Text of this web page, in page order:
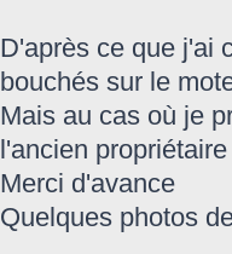
D'après ce que j'ai
bouchés sur le
Mais au cas où je
l'ancien
Merci d'avance
Quelques photos